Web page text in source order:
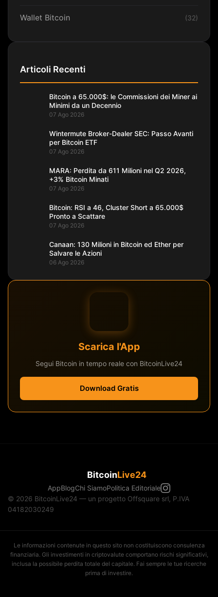
Wallet Bitcoin (32)
Articoli Recenti
Bitcoin a 65.000$: le Commissioni dei Miner ai
Minimi da un Decennio
07 Ago 2026
Wintermute Broker-Dealer SEC: Passo Avanti
per Bitcoin ETF
07 Ago 2026
MARA: Perdita da 611 Milioni nel Q2 2026,
+3% Bitcoin Minati
07 Ago 2026
Bitcoin: RSI a 46, Cluster Short a 65.000$
Pronto a Scattare
07 Ago 2026
Canaan: 130 Milioni in Bitcoin ed Ether per
Salvare le Azioni
06 Ago 2026
Scarica l'App
Segui Bitcoin in tempo reale con BitcoinLive24
Download Gratis
BitcoinLive24
AppBlogChi SiamoPolitica Editoriale
© 2026 BitcoinLive24 — un progetto Offsquare srl, P.IVA
04182030249
Le informazioni contenute in questo sito non costituiscono consulenza
finanziaria. Gli investimenti in criptovalute comportano rischi significativi,
inclusa la possibile perdita totale del capitale. Fai sempre le tue ricerche
prima di investire.